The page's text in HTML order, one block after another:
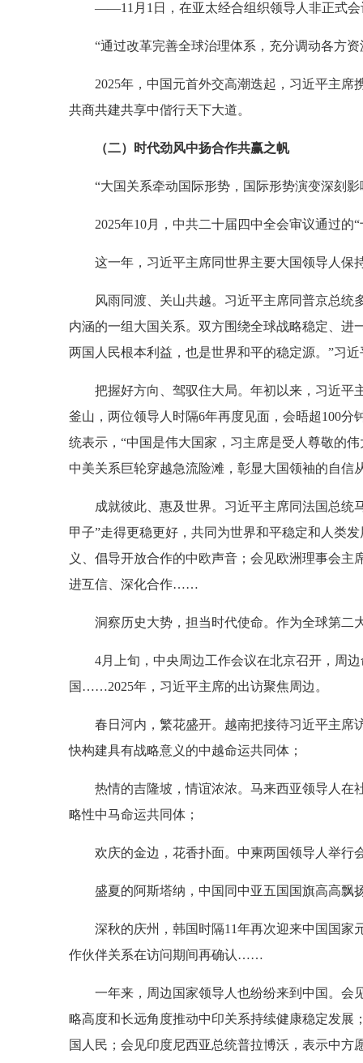
——11月1日，在亚太经合组织领导人非正式
“通过改革完善全球治理体系，充分调动各方
2025年，中国元首外交高潮迭起，习近平主
共商共建共享中偕行天下大道。
（二）时代劲风中扬合作共赢之帆
“大国关系牵动国际形势，国际形势演变深刻
2025年10月，中共二十届四中全会审议通过
这一年，习近平主席同世界主要大国领导人保
风雨同渡、关山共越。习近平主席同普京总
内涵的一组大国关系。双方围绕全球战略稳定、
两国人民根本利益，也是世界和平的稳定源。”习
把握好方向、驾驭住大局。年初以来，习近平
釜山，两位领导人时隔6年再度见面，会晤超100
统表示，“中国是伟大国家，习主席是受人尊敬的
中美关系巨轮穿越急流险滩，彰显大国领袖的自信
成就彼此、惠及世界。习近平主席同法国总
甲子”走得更稳更好，共同为世界和平稳定和人类
义、倡导开放合作的中欧声音；会见欧洲理事会
进互信、深化合作……
洞察历史大势，担当时代使命。作为全球第二
4月上旬，中央周边工作会议在北京召开，周
国……2025年，习近平主席的出访聚焦周边。
春日河内，繁花盛开。越南把接待习近平主席
快构建具有战略意义的中越命运共同体；
热情的吉隆坡，情谊浓浓。马来西亚领导人在
略性中马命运共同体；
欢庆的金边，花香扑面。中柬两国领导人举行
盛夏的阿斯塔纳，中国同中亚五国国旗高高
深秋的庆州，韩国时隔11年再次迎来中国国
作伙伴关系在访问期间再确认……
一年来，周边国家领导人也纷纷来到中国。会
略高度和长远角度推动中印关系持续健康稳定发
国人民；会见印度尼西亚总统普拉博沃，表示中